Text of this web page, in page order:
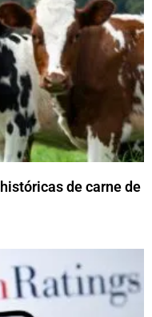
de carne de